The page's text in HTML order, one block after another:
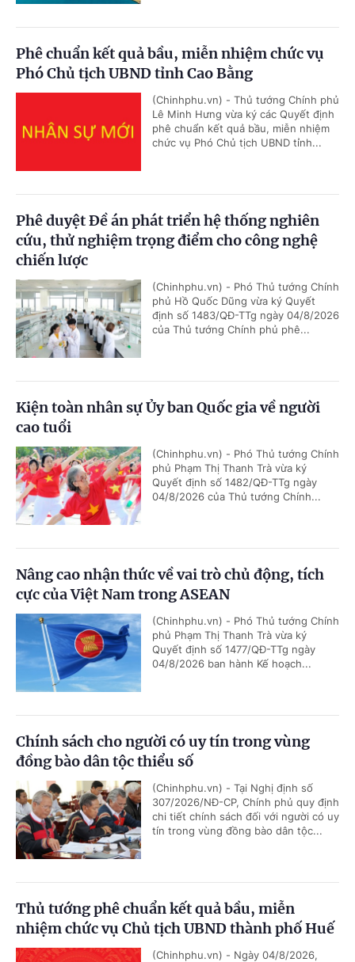
Phê chuẩn kết quả bầu, miễn nhiệm chức vụ
Phó Chủ tịch UBND tỉnh Cao Bằng
(Chinhphu.vn) - Thủ tướng Chính phủ
Lê Minh Hưng vừa ký các Quyết định
phê chuẩn kết quả bầu, miễn nhiệm
chức vụ Phó Chủ tịch UBND tỉnh...
Phê duyệt Đề án phát triển hệ thống nghiên
cứu, thử nghiệm trọng điểm cho công nghệ
chiến lược
(Chinhphu.vn) - Phó Thủ tướng Chính
phủ Hồ Quốc Dũng vừa ký Quyết
định số 1483/QĐ-TTg ngày 04/8/2026
của Thủ tướng Chính phủ phê...
Kiện toàn nhân sự Ủy ban Quốc gia về người
cao tuổi
(Chinhphu.vn) - Phó Thủ tướng Chính
phủ Phạm Thị Thanh Trà vừa ký
Quyết định số 1482/QĐ-TTg ngày
04/8/2026 của Thủ tướng Chính...
Nâng cao nhận thức về vai trò chủ động, tích
cực của Việt Nam trong ASEAN
(Chinhphu.vn) - Phó Thủ tướng Chính
phủ Phạm Thị Thanh Trà vừa ký
Quyết định số 1477/QĐ-TTg ngày
04/8/2026 ban hành Kế hoạch...
Chính sách cho người có uy tín trong vùng
đồng bào dân tộc thiểu số
(Chinhphu.vn) - Tại Nghị định số
307/2026/NĐ-CP, Chính phủ quy định
chi tiết chính sách đối với người có uy
tín trong vùng đồng bào dân tộc...
Thủ tướng phê chuẩn kết quả bầu, miễn
nhiệm chức vụ Chủ tịch UBND thành phố Huế
(Chinhphu.vn) - Ngày 04/8/2026,